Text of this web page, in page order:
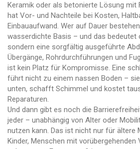
Keramik oder als betonierte Lösung mit
hat Vor- und Nachteile bei Kosten,
Einbauaufwand. Wer auf Dauer
wasserdichte Basis – und das bedeutet
sondern eine sorgfältig ausgeführte
Übergänge, Rohrdurchführungen und
ist kein Platz für Kompromisse. Eine
führt nicht zu einem nassen Boden –
unten, schafft Schimmel und kostet
Reparaturen.
Und dann gibt es noch die
jeder – unabhängig von Alter oder
nutzen kann. Das ist nicht nur für ältere
Kinder, Menschen mit vorübergehenden